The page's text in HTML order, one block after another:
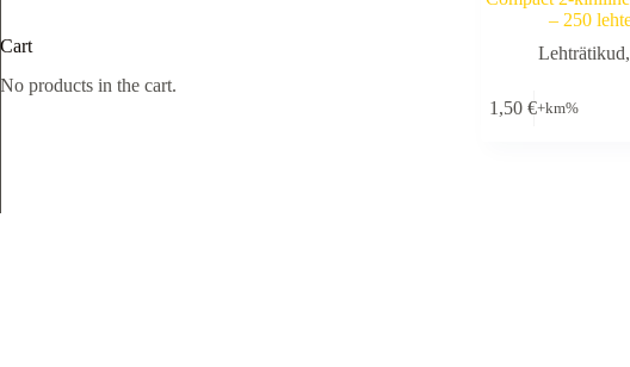
– 250
Lehträtikud
1,50€+km%
Cart
No products in the cart.